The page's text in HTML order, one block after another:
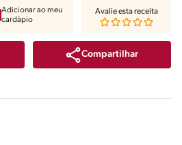
Compartilhar
Adicionar ao meu
cardápio
Avalie esta receita